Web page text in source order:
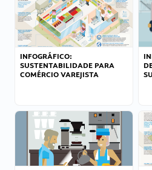
INFOGRÁFICO:
SUSTENTABILIDADE PARA
COMÉRCIO VAREJISTA